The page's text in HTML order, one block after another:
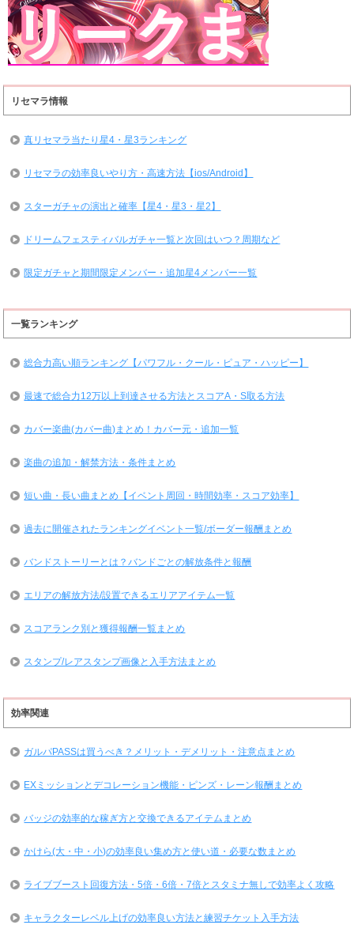
リセマラ情報
真リセマラ当たり星4・星3ランキング
リセマラの効率良いやり方・高速方法【ios/Android】
スターガチャの演出と確率【星4・星3・星2】
ドリームフェスティバルガチャ一覧と次回はいつ？周期など
限定ガチャと期間限定メンバー・追加星4メンバー一覧
一覧ランキング
総合力高い順ランキング【パワフル・クール・ピュア・ハッピー】
最速で総合力12万以上到達させる方法とスコアA・S取る方法
カバー楽曲(カバー曲)まとめ！カバー元・追加一覧
楽曲の追加・解禁方法・条件まとめ
短い曲・長い曲まとめ【イベント周回・時間効率・スコア効率】
過去に開催されたランキングイベント一覧/ボーダー報酬まとめ
バンドストーリーとは？バンドごとの解放条件と報酬
エリアの解放方法/設置できるエリアアイテム一覧
スコアランク別と獲得報酬一覧まとめ
スタンプ/レアスタンプ画像と入手方法まとめ
効率関連
ガルパPASSは買うべき？メリット・デメリット・注意点まとめ
EXミッションとデコレーション機能・ピンズ・レーン報酬まとめ
バッジの効率的な稼ぎ方と交換できるアイテムまとめ
かけら(大・中・小)の効率良い集め方と使い道・必要な数まとめ
ライブブースト回復方法・5倍・6倍・7倍とスタミナ無しで効率よく攻略
キャラクターレベル上げの効率良い方法と練習チケット入手方法